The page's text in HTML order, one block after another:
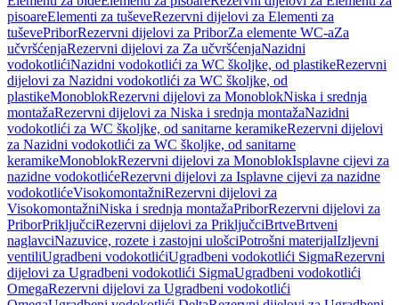
pisoareElementi za tuševeRezervni dijelovi za Elementi za
tuševePriborRezervni dijelovi za PriborZa elemente WC-aZa
učvršćenjaRezervni dijelovi za Za učvršćenjaNazidni
vodokotlićiNazidni vodokotlići za WC školjke, od plastikeRezervni
dijelovi za Nazidni vodokotlići za WC školjke, od
plastikeMonoblokRezervni dijelovi za MonoblokNiska i srednja
montažaRezervni dijelovi za Niska i srednja montažaNazidni
vodokotlići za WC školjke, od sanitarne keramikeRezervni dijelovi
za Nazidni vodokotlići za WC školjke, od sanitarne
keramikeMonoblokRezervni dijelovi za MonoblokIsplavne cijevi za
nazidne vodokotlićeRezervni dijelovi za Isplavne cijevi za nazidne
vodokotlićeVisokomontažniRezervni dijelovi za
VisokomontažniNiska i srednja montažaPriborRezervni dijelovi za
PriborPriključciRezervni dijelovi za PriključciBrtveBrtveni
naglavciNazuvice, rozete i zastojni ulošciPotrošni materijalIzljevni
ventiliUgradbeni vodokotlićiUgradbeni vodokotlići SigmaRezervni
dijelovi za Ugradbeni vodokotlići SigmaUgradbeni vodokotlići
OmegaRezervni dijelovi za Ugradbeni vodokotlići